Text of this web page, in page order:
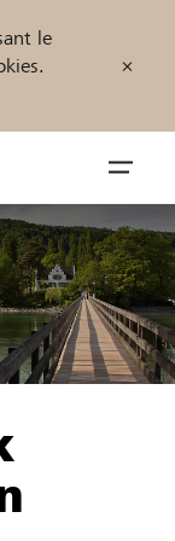
le
öffnen